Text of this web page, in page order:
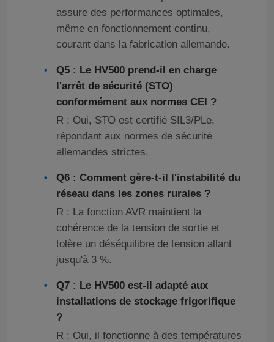
assure des performances optimales,
même en fonctionnement continu,
courant dans la fabrication allemande.
Q5 : Le HV500 prend-il en charge
l'arrêt de sécurité (STO)
conformément aux normes CEI ?
R : Oui, STO est certifié SIL3/PLe,
répondant aux normes de sécurité
allemandes strictes.
Q6 : Comment gère-t-il l'instabilité du
réseau dans les zones rurales ?
R : La fonction AVR maintient la
cohérence de la tension de sortie et
tolère un déséquilibre de tension allant
jusqu'à 3 %.
Q7 : Le HV500 est-il adapté aux
installations de stockage frigorifique
?
R : Oui, il fonctionne à des températures